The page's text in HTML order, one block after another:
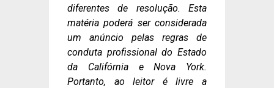
diferentes de resolução. Esta
matéria poderá ser considerada
um anúncio pelas regras de
conduta profissional do Estado
da Califórnia e Nova York.
Portanto, ao leitor é livre a